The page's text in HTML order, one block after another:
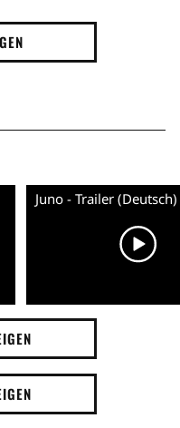
Juno - Trailer (Deutsch)